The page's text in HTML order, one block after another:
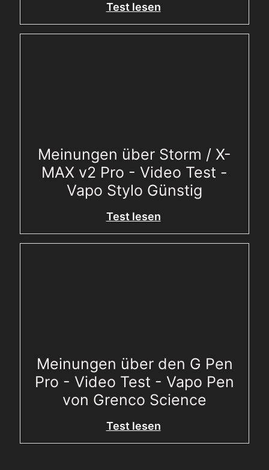
Test lesen
Meinungen über Storm / X-
MAX v2 Pro - Video Test -
Vapo Stylo Günstig
Test lesen
Meinungen über den G Pen
Pro - Video Test - Vapo Pen
von Grenco Science
Test lesen